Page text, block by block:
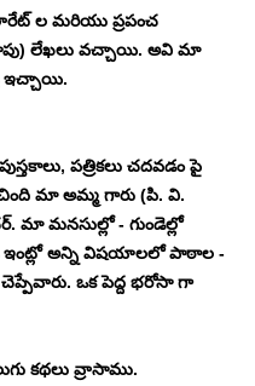
ల మరియు ప్రపంచ
లేఖలు వచ్చాయి. అవి మా
ఇచ్చాయి.
పత్రికలు చదవడం పై
మా అమ్మ గారు (పి. వి.
మా మనసుల్లో - గుండెల్లో
ఇంట్లో అన్ని విషయాలలో పాఠాల -
ఒక పెద్ద భరోసా గా
కథలు వ్రాసాము.